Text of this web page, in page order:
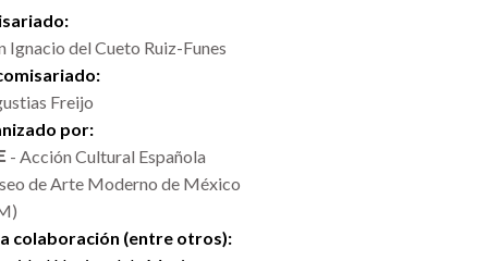
Ignacio del Cueto Ruiz-Funes
Freijo
por:
- Acción Cultural Española
de Arte Moderno de México
colaboración (entre otros):